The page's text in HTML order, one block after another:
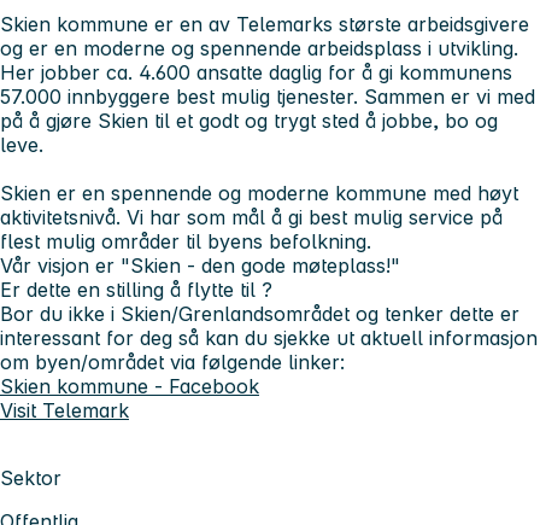
Skien kommune er en av Telemarks største arbeidsgivere
og er en moderne og spennende arbeidsplass i utvikling.
Her jobber ca. 4.600 ansatte daglig for å gi kommunens
57.000 innbyggere best mulig tjenester. Sammen er vi med
på å gjøre Skien til et godt og trygt sted å jobbe, bo og
leve.
Skien er en spennende og moderne kommune med høyt
aktivitetsnivå. Vi har som mål å gi best mulig service på
flest mulig områder til byens befolkning.
Vår visjon er "Skien - den gode møteplass!"
Er dette en stilling å flytte til ?
Bor du ikke i Skien/Grenlandsområdet og tenker dette er
interessant for deg så kan du sjekke ut aktuell informasjon
om byen/området via følgende linker:
Skien kommune - Facebook
Visit Telemark
Sektor